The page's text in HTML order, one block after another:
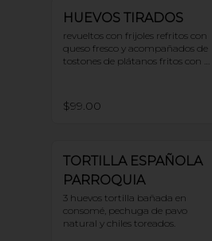
HUEVOS TIRADOS
revueltos con frijoles refritos con
queso fresco y acompañados de
tostones de plátanos fritos con
$99.00
TORTILLA ESPAÑOLA
PARROQUIA
3 huevos tortilla bañada en
consomé, pechuga de pavo
natural y chiles toreados.